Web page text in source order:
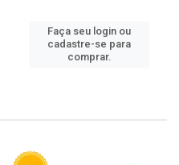
Faça seu login ou
cadastre-se para
comprar.